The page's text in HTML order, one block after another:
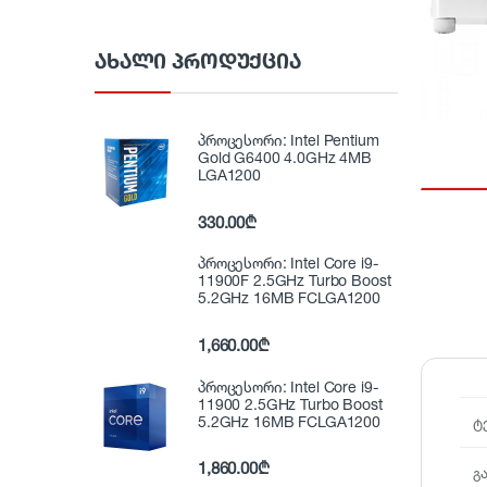
ᲐᲮᲐᲚᲘ ᲞᲠᲝᲓᲣᲥᲪᲘᲐ
პროცესორი: Intel Pentium
Gold G6400 4.0GHz 4MB
LGA1200
330.00₾
პროცესორი: Intel Core i9-
11900F 2.5GHz Turbo Boost
5.2GHz 16MB FCLGA1200
1,660.00₾
პროცესორი: Intel Core i9-
11900 2.5GHz Turbo Boost
5.2GHz 16MB FCLGA1200
1,860.00₾